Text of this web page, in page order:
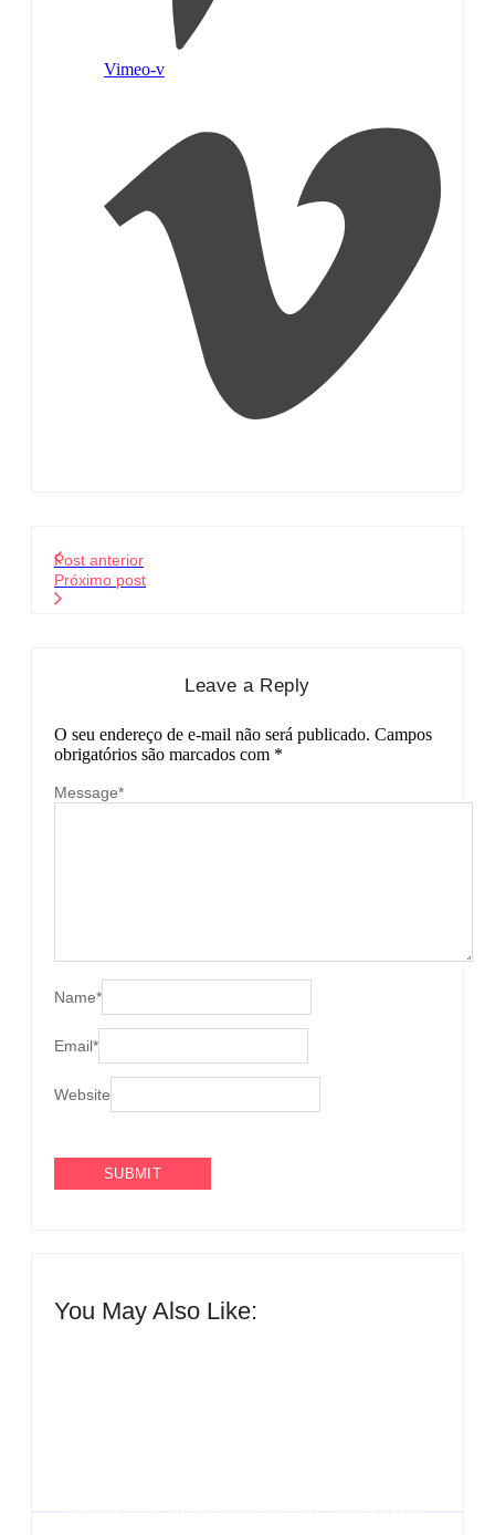
Vimeo-v
Post anterior
Próximo post
Leave a Reply
O seu endereço de e-mail não será publicado. Campos
obrigatórios são marcados com *
Message*
Name*
Email*
Website
You May Also Like: